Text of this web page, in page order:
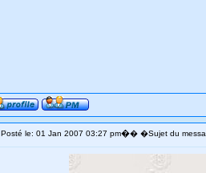
Posté le: 01 Jan 2007 03:27 pm�� �Sujet du